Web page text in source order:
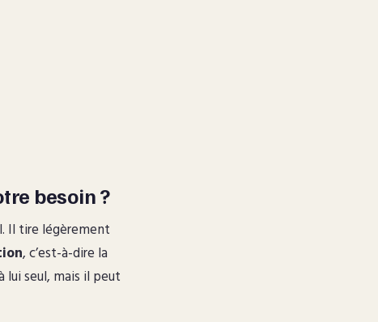
besoin ?
Il tire légèrement
, c’est-à-dire la
lui seul, mais il peut